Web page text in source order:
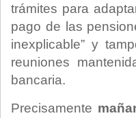
trámites para
pago de las
inexplicable” y
reuniones
bancaria.
Precisamente